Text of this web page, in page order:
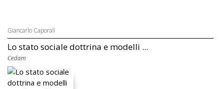
Giancarlo Caporali
Lo stato sociale dottrina e modelli ...
Cedam